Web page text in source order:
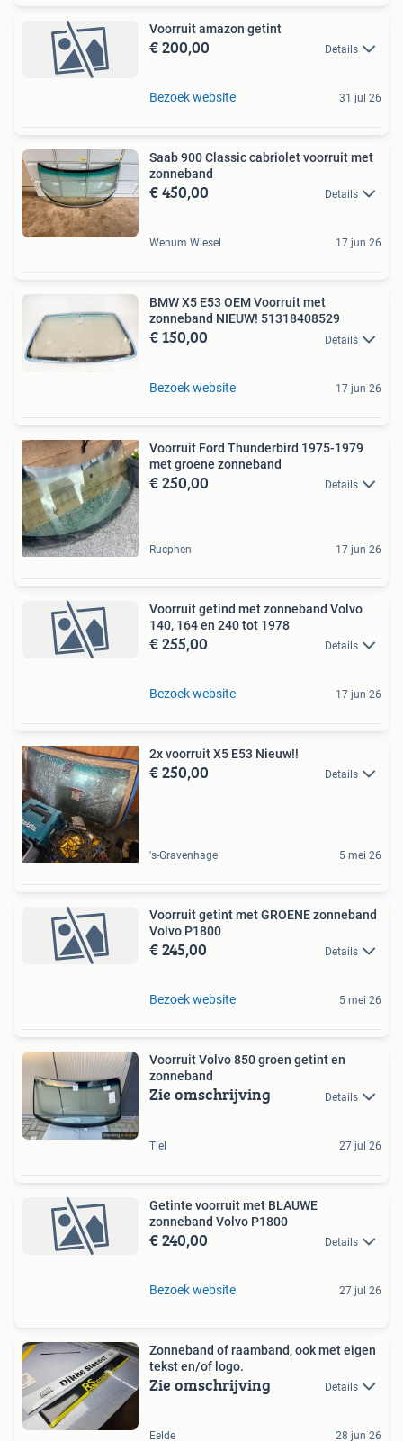
Voorruit amazon getint
€ 200,00 Details
Bezoek website 31 jul 26
Saab 900 Classic cabriolet voorruit met
zonneband
€ 450,00 Details
Wenum Wiesel 17 jun 26
BMW X5 E53 OEM Voorruit met
zonneband NIEUW! 51318408529
€ 150,00 Details
Bezoek website 17 jun 26
Voorruit Ford Thunderbird 1975-1979
met groene zonneband
€ 250,00 Details
Rucphen 17 jun 26
Voorruit getind met zonneband Volvo
140, 164 en 240 tot 1978
€ 255,00 Details
Bezoek website 17 jun 26
2x voorruit X5 E53 Nieuw!!
€ 250,00 Details
's-Gravenhage 5 mei 26
Voorruit getint met GROENE zonneband
Volvo P1800
€ 245,00 Details
Bezoek website 5 mei 26
Voorruit Volvo 850 groen getint en
zonneband
Zie omschrijving Details
Tiel 27 jul 26
Getinte voorruit met BLAUWE
zonneband Volvo P1800
€ 240,00 Details
Bezoek website 27 jul 26
Zonneband of raamband, ook met eigen
tekst en/of logo.
Zie omschrijving Details
Eelde 28 jun 26